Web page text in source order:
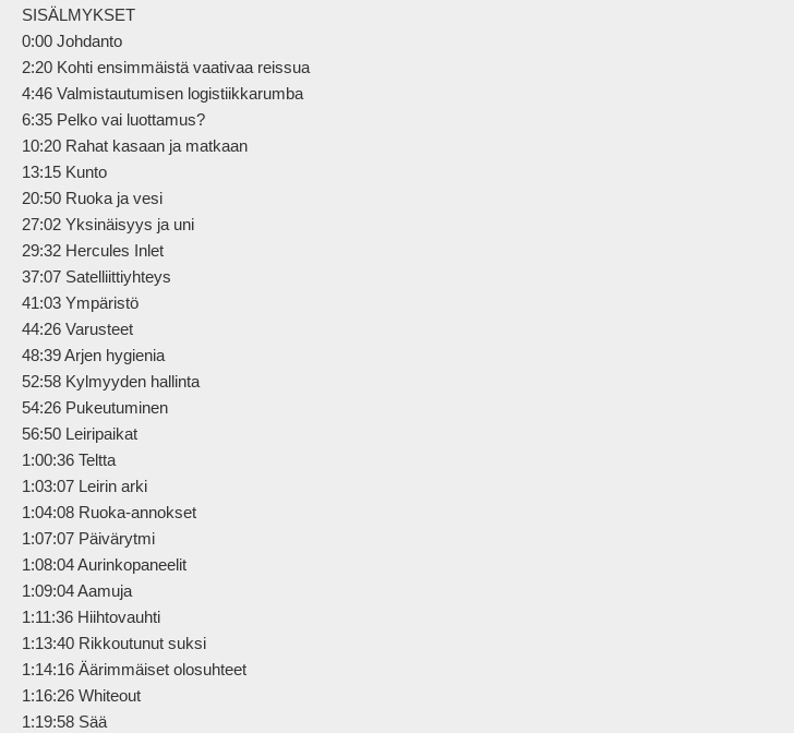
SISÄLMYKSET
0:00 Johdanto
2:20 Kohti ensimmäistä vaativaa reissua
4:46 Valmistautumisen logistiikkarumba
6:35 Pelko vai luottamus?
10:20 Rahat kasaan ja matkaan
13:15 Kunto
20:50 Ruoka ja vesi
27:02 Yksinäisyys ja uni
29:32 Hercules Inlet
37:07 Satelliittiyhteys
41:03 Ympäristö
44:26 Varusteet
48:39 Arjen hygienia
52:58 Kylmyyden hallinta
54:26 Pukeutuminen
56:50 Leiripaikat
1:00:36 Teltta
1:03:07 Leirin arki
1:04:08 Ruoka-annokset
1:07:07 Päivärytmi
1:08:04 Aurinkopaneelit
1:09:04 Aamuja
1:11:36 Hiihtovauhti
1:13:40 Rikkoutunut suksi
1:14:16 Äärimmäiset olosuhteet
1:16:26 Whiteout
1:19:58 Sää